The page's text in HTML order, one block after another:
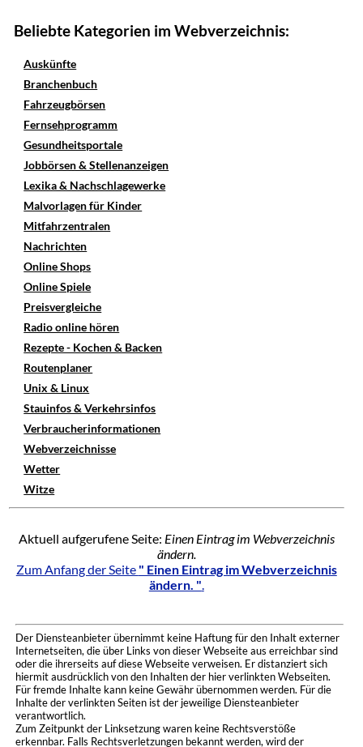
Beliebte Kategorien im Webverzeichnis:
Auskünfte
Branchenbuch
Fahrzeugbörsen
Fernsehprogramm
Gesundheitsportale
Jobbörsen & Stellenanzeigen
Lexika & Nachschlagewerke
Malvorlagen für Kinder
Mitfahrzentralen
Nachrichten
Online Shops
Online Spiele
Preisvergleiche
Radio online hören
Rezepte - Kochen & Backen
Routenplaner
Unix & Linux
Stauinfos & Verkehrsinfos
Verbraucherinformationen
Webverzeichnisse
Wetter
Witze
Aktuell aufgerufene Seite: Einen Eintrag im Webverzeichnis
ändern.
Zum Anfang der Seite " Einen Eintrag im Webverzeichnis
ändern. ".
Der Diensteanbieter übernimmt keine Haftung für den Inhalt externer
Internetseiten, die über Links von dieser Webseite aus erreichbar sind
oder die ihrerseits auf diese Webseite verweisen. Er distanziert sich
hiermit ausdrücklich von den Inhalten der hier verlinkten Webseiten.
Für fremde Inhalte kann keine Gewähr übernommen werden. Für die
Inhalte der verlinkten Seiten ist der jeweilige Diensteanbieter
verantwortlich.
Zum Zeitpunkt der Linksetzung waren keine Rechtsverstöße
erkennbar. Falls Rechtsverletzungen bekannt werden, wird der